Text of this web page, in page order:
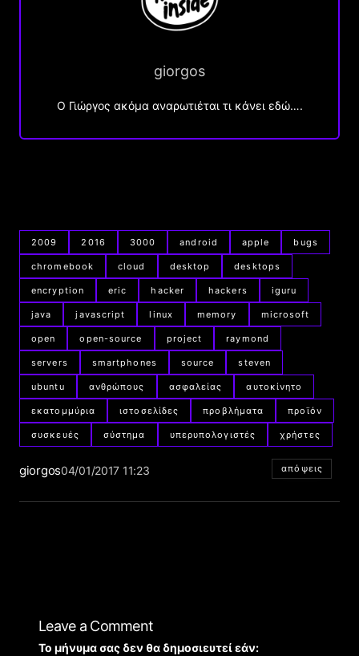
giorgos
Ο Γιώργος ακόμα αναρωτιέται τι κάνει εδώ….
2009 2016 3000 android apple bugs
chromebook cloud desktop desktops
encryption eric hacker hackers iguru
java javascript linux memory microsoft
open open-source project raymond
servers smartphones source steven
ubuntu ανθρώπους ασφαλείας αυτοκίνητο
εκατομμύρια ιστοσελίδες προβλήματα προϊόν
συσκευές σύστημα υπερυπολογιστές χρήστες
giorgos04/01/2017 11:23 απόψεις
Leave a Comment
Το μήνυμα σας δεν θα δημοσιευτεί εάν: